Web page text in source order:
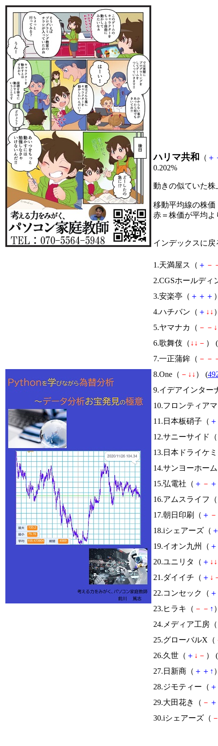
ハリマ共和 （ ＋
0.202%
動きの似ていた
移動平均線の株価
赤＝株価が平均
インデックスに戻
1.天満屋ス（ ＋ －
2.CGSホールディ
3.安楽亭（ ＋ ＋ ＋
4.ハチバン（ ＋ ↓ ↓
5.ヤマナカ（ － － ↓
6.歌舞伎（ ↓ ↓ － ） (
7.一正蒲鉾（ － －
8.One（ － ↓ ↓ ） (
9.イデアインター
10.フロンティア
11.日本板硝子（ ＋
12.サニーサイド（
13.日本ドライケ
14.サンヨーホー
15.弘電社（ ＋ － ＋
16.アムスライフ（
17.朝日印刷（ ＋ －
18.iシェアーズ（
19.イオン九州（ ＋
20.ユニリタ（ ＋ ↓ ↓
21.ダイイチ（ ＋ ↓
22.コンセック（ ＋
23.ヒラキ（ － － ↑
24.メディア工房（
25.グローバルX（
26.久世（ ＋ ↓ － ） (
27.日新商（ ＋ ＋ ↑
28.ジモティー（ ＋
29.大田花き（ － ＋
30.iシェアーズ（